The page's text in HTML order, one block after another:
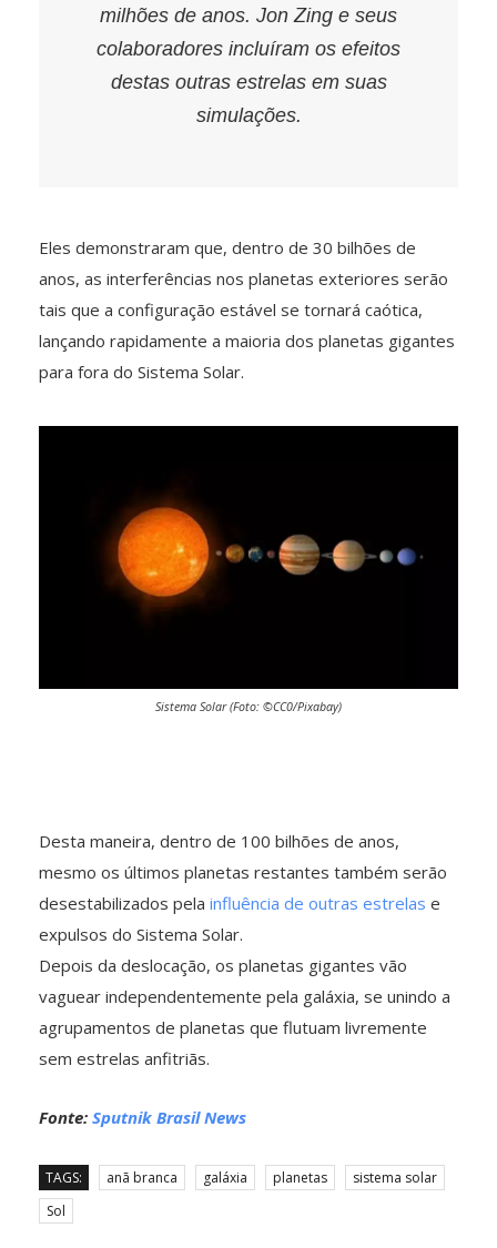
milhões de anos. Jon Zing e seus
colaboradores incluíram os efeitos
destas outras estrelas em suas
simulações.
Eles demonstraram que, dentro de 30 bilhões de
anos, as interferências nos planetas exteriores serão
tais que a configuração estável se tornará caótica,
lançando rapidamente a maioria dos planetas gigantes
para fora do Sistema Solar.
Sistema Solar (Foto: ©CC0/Pixabay)
Desta maneira, dentro de 100 bilhões de anos,
mesmo os últimos planetas restantes também serão
desestabilizados pela influência de outras estrelas e
expulsos do Sistema Solar.
Depois da deslocação, os planetas gigantes vão
vaguear independentemente pela galáxia, se unindo a
agrupamentos de planetas que flutuam livremente
sem estrelas anfitriãs.
Fonte: Sputnik Brasil News
TAGS: anã branca galáxia planetas
sistema solar
Sol